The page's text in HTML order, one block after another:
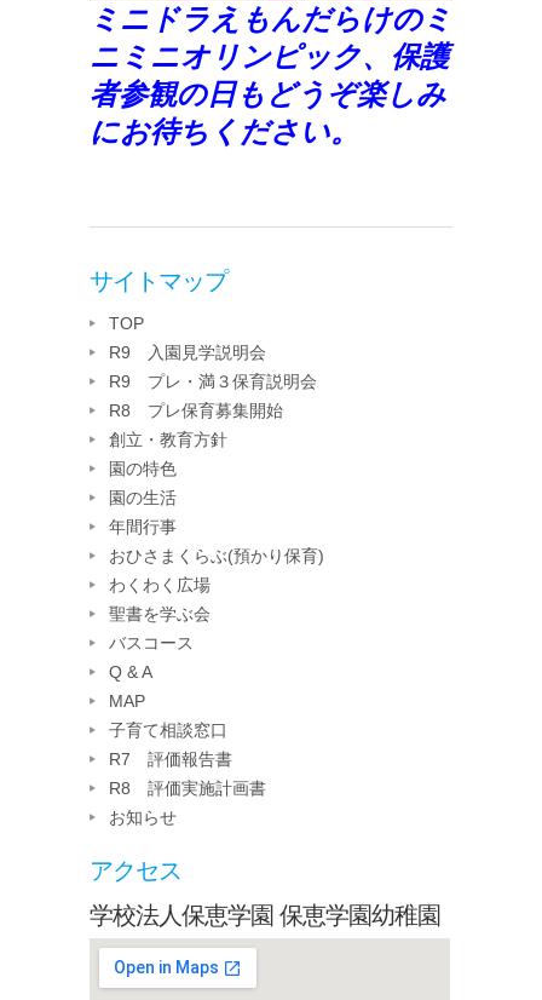
ミニドラえもんだらけのミ
ニミニオリンピック、保護
者参観の日もどうぞ楽しみ
にお待ちください。
サイトマップ
TOP
R9 入園見学説明会
R9 プレ・満３保育説明会
R8 プレ保育募集開始
創立・教育方針
園の特色
園の生活
年間行事
おひさまくらぶ(預かり保育)
わくわく広場
聖書を学ぶ会
バスコース
Q & A
MAP
子育て相談窓口
R7 評価報告書
R8 評価実施計画書
お知らせ
アクセス
学校法人保恵学園 保恵学園幼稚園